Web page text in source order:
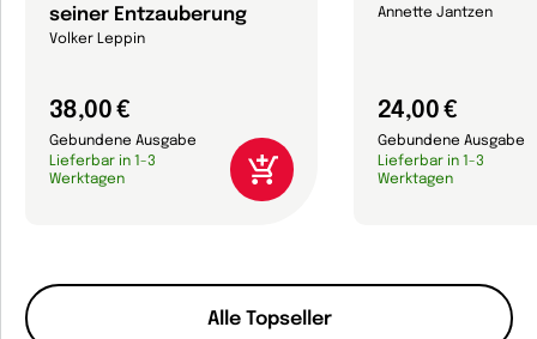
Alle Topseller
seiner Entzauberung
Volker Leppin
38,00 €
Gebundene Ausgabe
Lieferbar in 1-3
Werktagen
Annette Jantzen
24,00 €
Gebundene Ausgabe
Lieferbar in 1-3
Werktagen